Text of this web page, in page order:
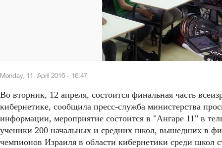
Monday, 11. April 2016 - 16:47
Во вторник, 12 апреля, состоится финальная часть
кибернетике, сообщила пресс-служба министерства
информации, мероприятие состоится в "Ангаре 11" в
ученики 200 начальных и средних школ, вышедших в
чемпионов Израиля в области кибернетики среди школ